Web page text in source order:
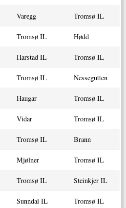
Varegg Tromsø IL
Tromsø IL Hødd
Harstad IL Tromsø IL
Tromsø IL Nessegutten
Haugar Tromsø IL
Vidar Tromsø IL
Tromsø IL Brann
Mjølner Tromsø IL
Tromsø IL Steinkjer IL
Sunndal IL Tromsø IL